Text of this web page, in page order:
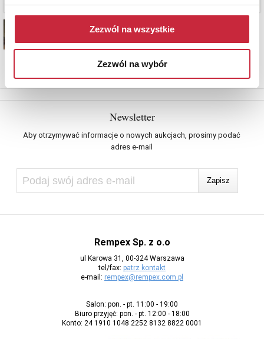
Zezwól na wszystkie
Zezwól na wybór
Newsletter
Aby otrzymywać informacje o nowych aukcjach, prosimy podać
adres e-mail
Rempex Sp. z o.o
ul Karowa 31, 00-324 Warszawa
tel/fax: patrz kontakt
e-mail: rempex@rempex.com.pl
Salon: pon. - pt. 11:00 - 19:00
Biuro przyjęć: pon. - pt. 12:00 - 18:00
Konto: 24 1910 1048 2252 8132 8822 0001